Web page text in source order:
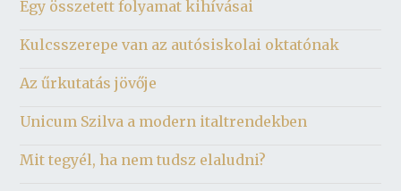
Egy összetett folyamat kihívásai
Kulcsszerepe van az autósiskolai oktatónak
Az űrkutatás jövője
Unicum Szilva a modern italtrendekben
Mit tegyél, ha nem tudsz elaludni?